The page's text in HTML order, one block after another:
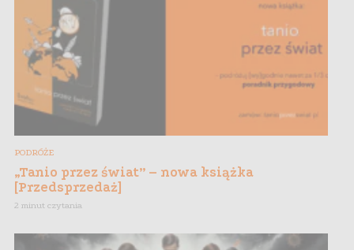
PODRÓŻE
„Tanio przez świat” – nowa książka
[Przedsprzedaż]
2 minut czytania